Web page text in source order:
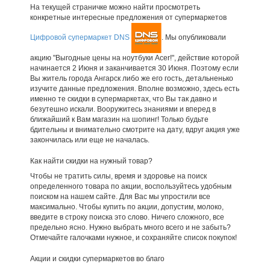
На текущей страничке можно найти просмотреть
конкретные интересные предложения от супермаркетов
Цифровой супермаркет DNS . Мы опубликовали
акцию "Выгодные цены на ноутбуки Acer!", действие которой
начинается 2 Июня и заканчивается 30 Июня. Поэтому если
Вы житель города Ангарск либо же его гость, детальненько
изучите данные предложения. Вполне возможно, здесь есть
именно те скидки в супермаркетах, что Вы так давно и
безутешно искали. Вооружитесь знаниями и вперед в
ближайший к Вам магазин на шопинг! Только будьте
бдительны и внимательно смотрите на дату, вдруг акция уже
закончилась или еще не началась.
Как найти скидки на нужный товар?
Чтобы не тратить силы, время и здоровье на поиск
определенного товара по акции, воспользуйтесь удобным
поиском на нашем сайте. Для Вас мы упростили все
максимально. Чтобы купить по акции, допустим, молоко,
введите в строку поиска это слово. Ничего сложного, все
предельно ясно. Нужно выбрать много всего и не забыть?
Отмечайте галочками нужное, и сохраняйте список покупок!
Акции и скидки супермаркетов во благо